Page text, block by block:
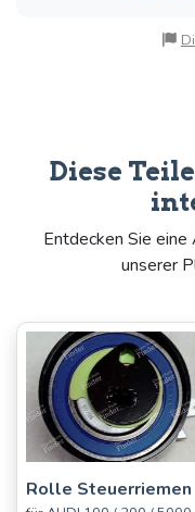
Diese
Entdecken Sie
unserer
Rolle Steuerriemen